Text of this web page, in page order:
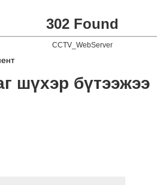
302 Found
CCTV_WebServer
шүхэр бүтээжээ